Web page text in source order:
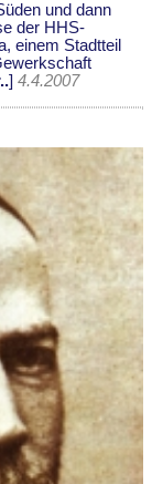
und dann
der HHS-
einem Stadtteil
] 4.4.2007